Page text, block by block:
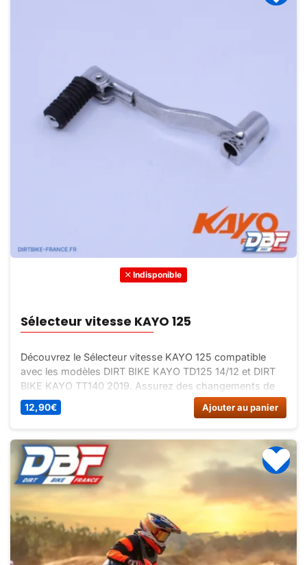
Indisponible
Sélecteur vitesse KAYO 125
Découvrez le Sélecteur vitesse KAYO 125 compatible
avec les modèles DIRT BIKE KAYO TD125 14/12 et DIRT
BIKE KAYO TT140 2019. Assurez des changements de
vitesse fluides et précis avec ce sélecteur de vitesse de
qualité.
12,90€ Ajouter au panier